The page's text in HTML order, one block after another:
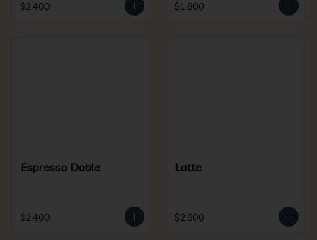
$2.400 $1.800
Espresso Doble
$2.400
Latte
$2.800